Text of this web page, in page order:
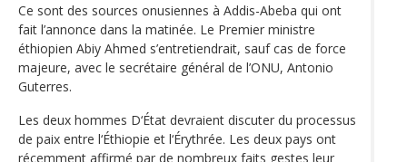
Ce sont des sources onusiennes à Addis-Abeba qui ont
fait l’annonce dans la matinée. Le Premier ministre
éthiopien Abiy Ahmed s’entretiendrait, sauf cas de force
majeure, avec le secrétaire général de l’ONU, Antonio
Guterres.
Les deux hommes D‘État devraient discuter du processus
de paix entre l‘Éthiopie et l‘Érythrée. Les deux pays ont
récemment affirmé par de nombreux faits gestes leur